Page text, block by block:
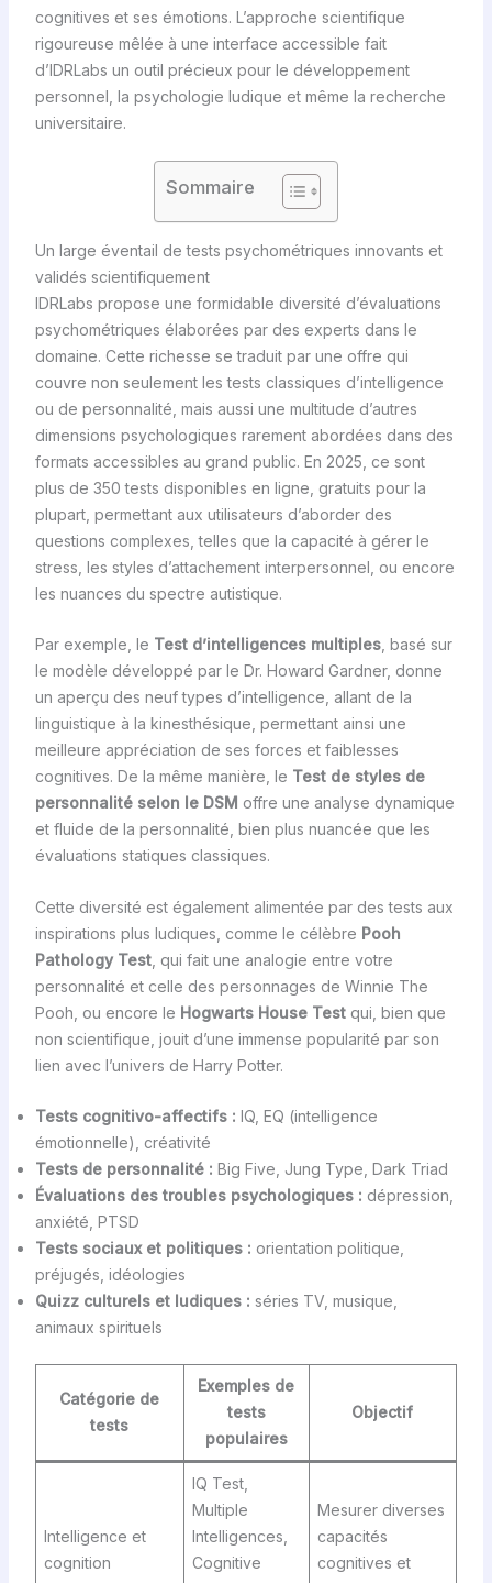
cognitives et ses émotions. L’approche scientifique
rigoureuse mêlée à une interface accessible fait
d’IDRLabs un outil précieux pour le développement
personnel, la psychologie ludique et même la recherche
universitaire.
Sommaire
Un large éventail de tests psychométriques innovants et
validés scientifiquement
IDRLabs propose une formidable diversité d’évaluations
psychométriques élaborées par des experts dans le
domaine. Cette richesse se traduit par une offre qui
couvre non seulement les tests classiques d’intelligence
ou de personnalité, mais aussi une multitude d’autres
dimensions psychologiques rarement abordées dans des
formats accessibles au grand public. En 2025, ce sont
plus de 350 tests disponibles en ligne, gratuits pour la
plupart, permettant aux utilisateurs d’aborder des
questions complexes, telles que la capacité à gérer le
stress, les styles d’attachement interpersonnel, ou encore
les nuances du spectre autistique.
Par exemple, le Test d’intelligences multiples, basé sur
le modèle développé par le Dr. Howard Gardner, donne
un aperçu des neuf types d’intelligence, allant de la
linguistique à la kinesthésique, permettant ainsi une
meilleure appréciation de ses forces et faiblesses
cognitives. De la même manière, le Test de styles de
personnalité selon le DSM offre une analyse dynamique
et fluide de la personnalité, bien plus nuancée que les
évaluations statiques classiques.
Cette diversité est également alimentée par des tests aux
inspirations plus ludiques, comme le célèbre Pooh
Pathology Test, qui fait une analogie entre votre
personnalité et celle des personnages de Winnie The
Pooh, ou encore le Hogwarts House Testqui, bien que
non scientifique, jouit d’une immense popularité par son
lien avec l’univers de Harry Potter.
Tests cognitivo-affectifs : IQ, EQ (intelligence
émotionnelle), créativité
Tests de personnalité : Big Five, Jung Type, Dark Triad
Évaluations des troubles psychologiques : dépression,
anxiété, PTSD
Tests sociaux et politiques : orientation politique,
préjugés, idéologies
Quizz culturels et ludiques : séries TV, musique,
animaux spirituels
Catégorie de
tests
Exemples de
tests
populaires
Objectif
Intelligence et
cognition
IQ Test,
Multiple
Intelligences,
Cognitive
Mesurer diverses
capacités
cognitives et